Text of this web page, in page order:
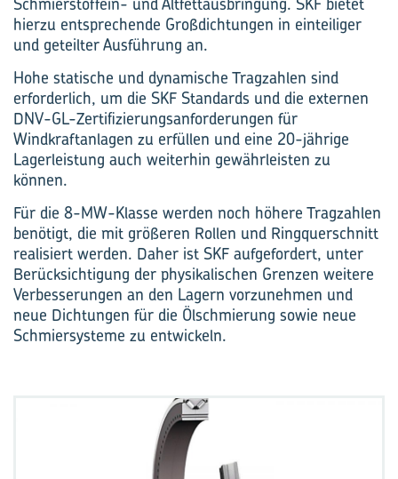
hierzu entsprechende Großdichtungen in einteiliger
und geteilter Ausführung an.
Hohe statische und dynamische Tragzahlen sind
erforderlich, um die SKF Standards und die externen
DNV-GL-Zertifizierungsanforderungen für
Windkraftanlagen zu erfüllen und eine 20-jährige
Lagerleistung auch weiterhin gewährleisten zu
können.
Für die 8-MW-Klasse ­werden noch höhere Tragzahlen
benötigt, die mit größeren Rollen und Ringquerschnitt
realisiert ­werden. Daher ist SKF aufgefordert, unter
Berücksichtigung der physikalischen Grenzen weitere
Verbesserungen an den Lagern vorzunehmen und
neue Dichtungen für die Ölschmierung sowie neue
Schmiersysteme zu entwickeln.